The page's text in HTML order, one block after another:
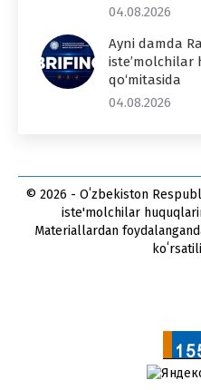
04.08.2026
Ayni damda
qo‘mitasida
04.08.2026
© 2026 - Oʻzbekiston
iste'molchilar
Materiallardan